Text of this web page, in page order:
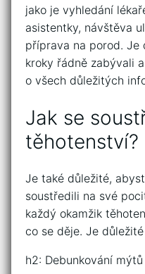
jako je vyhledání
asistentky, návštěva
příprava na porod. Je
kroky řádně zabývali
o všech důležitých
Jak se
těhotenství?
Je také důležité,
soustředili na své
každý okamžik
co se děje. Je
h2: Debunkování